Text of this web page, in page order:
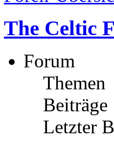
The Celtic
Forum
Themen
Beiträge
Letzter